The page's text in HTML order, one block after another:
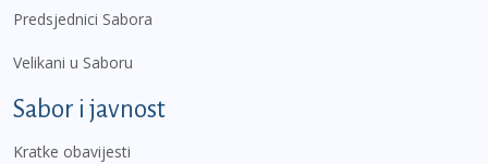
Predsjednici Sabora
Velikani u Saboru
Sabor i javnost
Kratke obavijesti